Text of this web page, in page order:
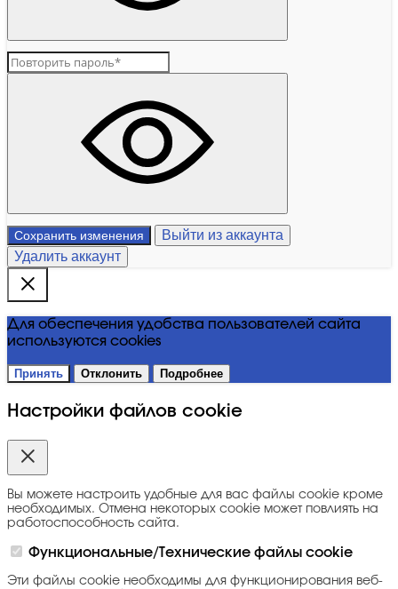
Сохранить изменения
Выйти из аккаунта
Удалить аккаунт
Для обеспечения удобства пользователей сайта
используются cookies
Принять Отклонить Подробнее
Настройки файлов cookie
Вы можете настроить удобные для вас файлы cookie кроме
необходимых. Отмена некоторых cookie может повлиять на
работоспособность сайта.
Функциональные/Технические файлы cookie
Эти файлы cookie необходимы для функционирования веб-